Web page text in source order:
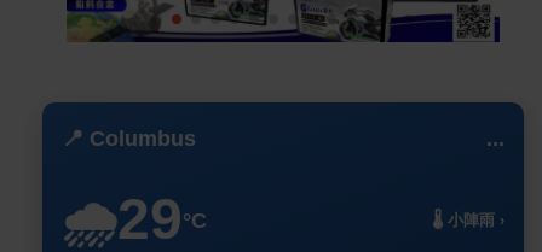
📍 Columbus ...
🌧️29°C 🌡️ 小陣雨 ›